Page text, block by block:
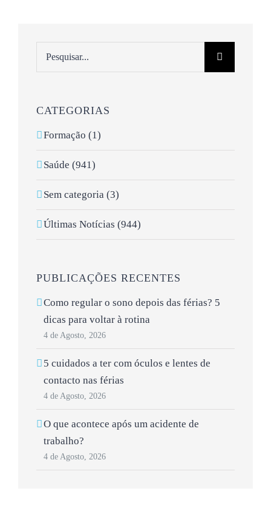
CATEGORIAS
Formação (1)
Saúde (941)
Sem categoria (3)
Últimas Notícias (944)
PUBLICAÇÕES RECENTES
Como regular o sono depois das férias? 5
dicas para voltar à rotina
4 de Agosto, 2026
5 cuidados a ter com óculos e lentes de
contacto nas férias
4 de Agosto, 2026
O que acontece após um acidente de
trabalho?
4 de Agosto, 2026